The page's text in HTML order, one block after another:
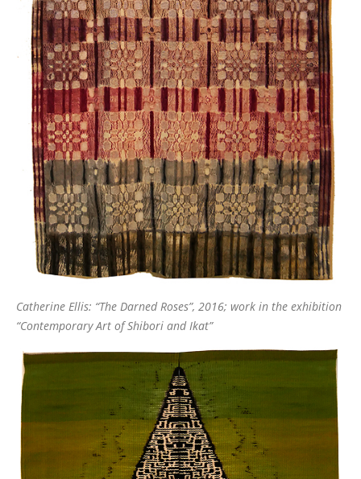
Catherine Ellis: “The Darned Roses”, 2016; work in the exhibition
“Contemporary Art of Shibori and Ikat”